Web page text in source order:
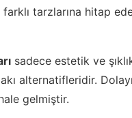
tarzlarına hitap
sadece estetik ve
alternatifleridir.
gelmiştir.